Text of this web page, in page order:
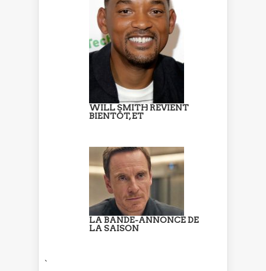
WILL SMITH REVIENT
BIENTÔT, ET
LA BANDE-ANNONCE DE
LA SAISON
`